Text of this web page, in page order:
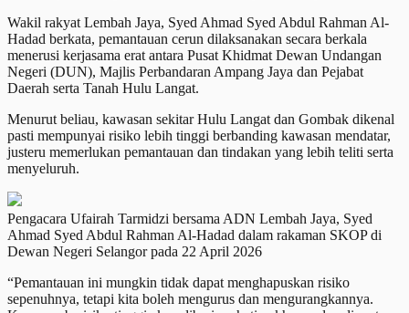
Wakil rakyat Lembah Jaya, Syed Ahmad Syed Abdul Rahman Al-
Hadad berkata, pemantauan cerun dilaksanakan secara berkala
menerusi kerjasama erat antara Pusat Khidmat Dewan Undangan
Negeri (DUN), Majlis Perbandaran Ampang Jaya dan Pejabat
Daerah serta Tanah Hulu Langat.
Menurut beliau, kawasan sekitar Hulu Langat dan Gombak dikenal
pasti mempunyai risiko lebih tinggi berbanding kawasan mendatar,
justeru memerlukan pemantauan dan tindakan yang lebih teliti serta
menyeluruh.
Pengacara Ufairah Tarmidzi bersama ADN Lembah Jaya, Syed
Ahmad Syed Abdul Rahman Al-Hadad dalam rakaman SKOP di
Dewan Negeri Selangor pada 22 April 2026
“Pemantauan ini mungkin tidak dapat menghapuskan risiko
sepenuhnya, tetapi kita boleh mengurus dan mengurangkannya.